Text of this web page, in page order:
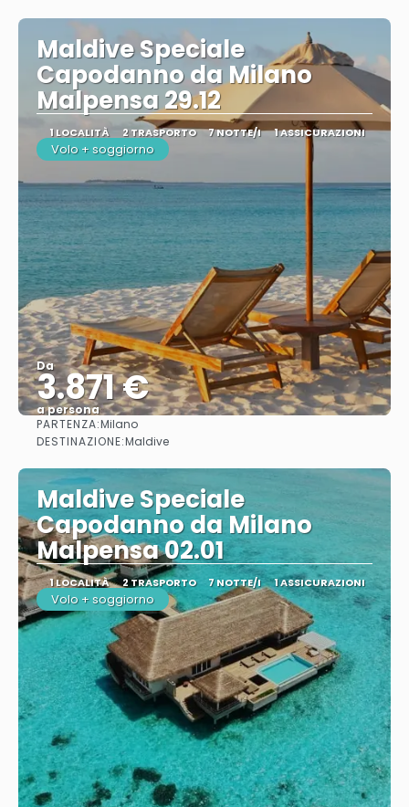
Maldive Speciale
Capodanno da Milano
Malpensa 29.12
1 LOCALITÀ 2 TRASPORTO 7 NOTTE/I 1 ASSICURAZIONI
Volo + soggiorno
Da
3.871 €
a persona
PARTENZA:Milano
DESTINAZIONE:Maldive
Maldive Speciale
Capodanno da Milano
Malpensa 02.01
1 LOCALITÀ 2 TRASPORTO 7 NOTTE/I 1 ASSICURAZIONI
Volo + soggiorno